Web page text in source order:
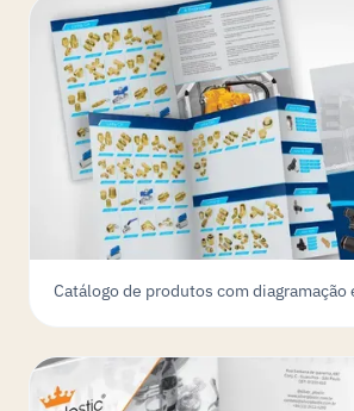
Catálogo de produtos com